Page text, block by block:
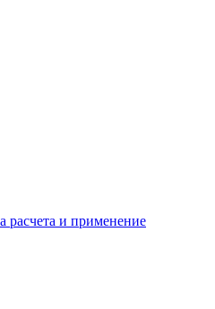
расчета и применение